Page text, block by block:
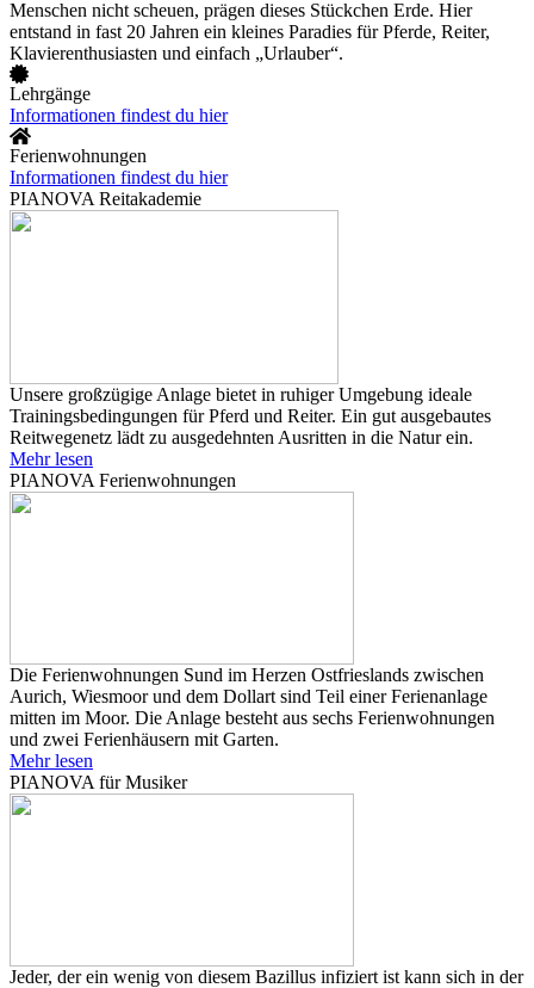
Menschen nicht scheuen, prägen dieses Stückchen Erde. Hier
entstand in fast 20 Jahren ein kleines Paradies für Pferde, Reiter,
Klavierenthusiasten und einfach „Urlauber“.
Lehrgänge
Informationen findest du hier
Ferienwohnungen
Informationen findest du hier
PIANOVA Reitakademie
Unsere großzügige Anlage bietet in ruhiger Umgebung ideale
Trainingsbedingungen für Pferd und Reiter. Ein gut ausgebautes
Reitwegenetz lädt zu ausgedehnten Ausritten in die Natur ein.
Mehr lesen
PIANOVA Ferienwohnungen
Die Ferienwohnungen Sund im Herzen Ostfrieslands zwischen
Aurich, Wiesmoor und dem Dollart sind Teil einer Ferienanlage
mitten im Moor. Die Anlage besteht aus sechs Ferienwohnungen
und zwei Ferienhäusern mit Garten.
Mehr lesen
PIANOVA für Musiker
Jeder, der ein wenig von diesem Bazillus infiziert ist kann sich in der